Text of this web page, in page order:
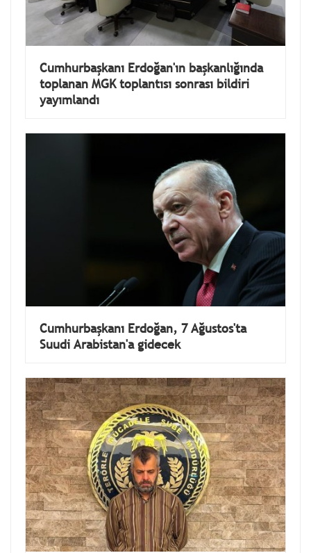
Cumhurbaşkanı Erdoğan'ın başkanlığında
toplanan MGK toplantısı sonrası bildiri
yayımlandı
Cumhurbaşkanı Erdoğan, 7 Ağustos'ta
Suudi Arabistan'a gidecek